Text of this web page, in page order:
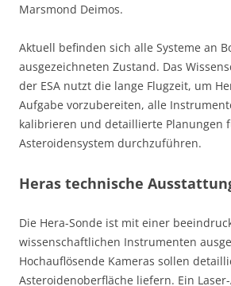
Marsmond Deimos.
Aktuell befinden sich alle Systeme an
ausgezeichneten Zustand. Das
der ESA nutzt die lange Flugzeit, um
Aufgabe vorzubereiten, alle
kalibrieren und detaillierte Planungen
Asteroidensystem durchzuführen.
Heras technische
Die Hera-Sonde ist mit einer
wissenschaftlichen Instrumenten
Hochauflösende Kameras sollen
Asteroidenoberfläche liefern. Ein